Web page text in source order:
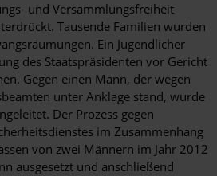
und Versammlungsfreiheit
Tausende Familien wurden
Ein Jugendlicher
des Staatspräsidenten vor Gericht
Gegen einen Mann, der wegen
unter Anklage stand, wurde
Der Prozess gegen
im Zusammenhang
von zwei Männern im Jahr 2012
ausgesetzt und anschließend